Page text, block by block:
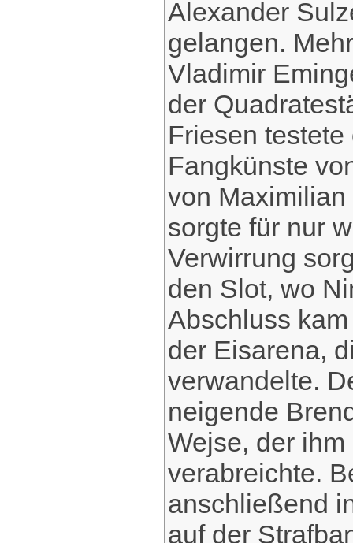
Alexander
gelangen.
Vladimir
der
Friesen
Fangkünste
von
sorgte für nur
Verwirrung
den Slot, wo
Abschluss
der Eisarena,
verwandelte.
neigende
Wejse, der
verabreichte.
anschließend
auf der